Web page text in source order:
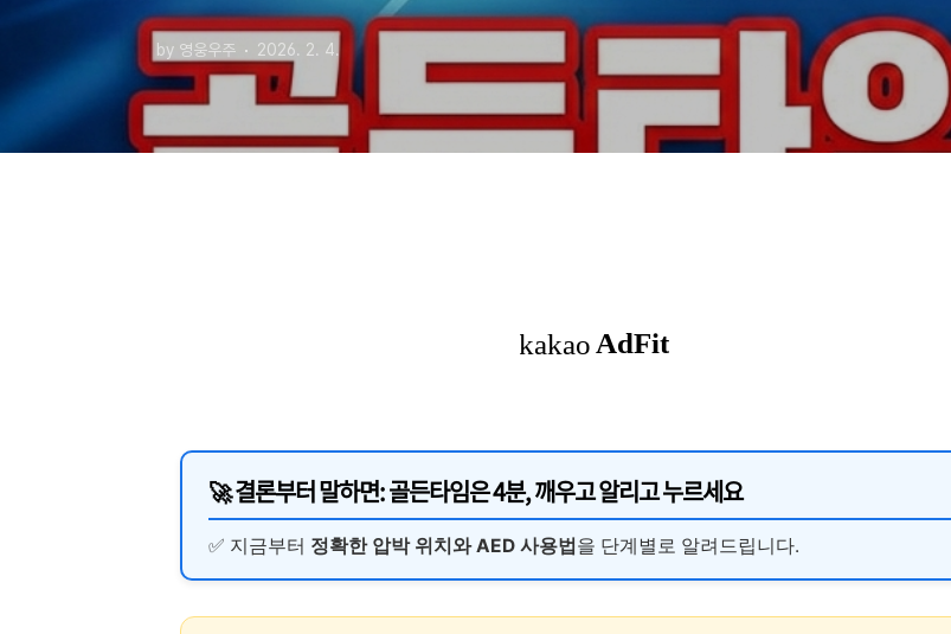
by 영웅우주 2026. 2. 4.
🚀 결론부터 말하면:골든타임은 4분, 깨우고 알리고 누르세요
✅ 지금부터 정확한 압박 위치와 AED 사용법을 단계별로 알려드립니다.